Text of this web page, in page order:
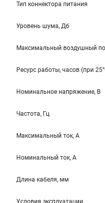
Тип коннектора питания
Уровень шума, Дб
Максимальный воздушный
Ресурс работы, часов (при
Номинальное напряжение, В
Частота, Гц
Максимальный ток, А
Номинальный ток, А
Длина кабеля, мм
Условия эксплуатации